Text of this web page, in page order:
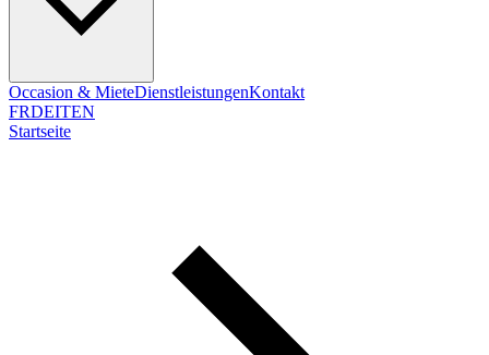
Occasion & MieteDienstleistungenKontakt
FRDEITEN
Startseite